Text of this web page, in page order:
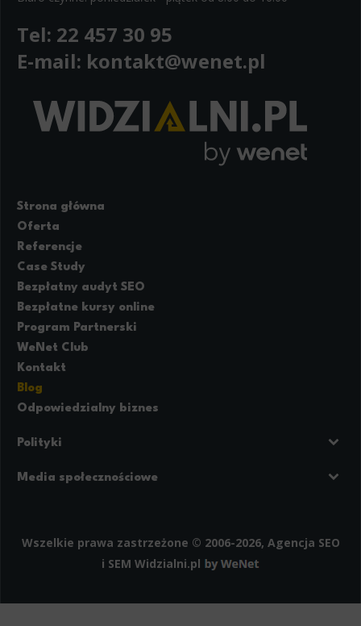
Tel: 22 457 30 95
E-mail: kontakt@wenet.pl
Strona główna
Oferta
Referencje
Case Study
Bezpłatny audyt SEO
Bezpłatne kursy online
Program Partnerski
WeNet Club
Kontakt
Blog
Odpowiedzialny biznes
Polityki
Regulamin strony
Media społecznościowe
Wszelkie prawa zastrzeżone © 2006-2026, Agencja SEO
i SEM Widzialni.pl